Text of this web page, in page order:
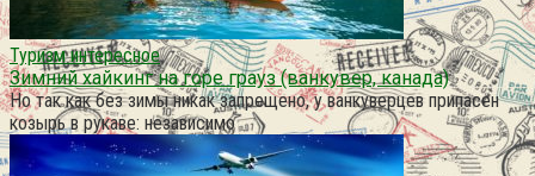
Туризм интересное
Зимний хайкинг на горе грауз (ванкувер, канада)
Но так как без зимы никак запрещено, у ванкуверцев припасен
козырь в рукаве: независимо